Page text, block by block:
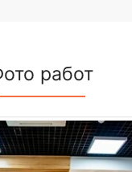
работ